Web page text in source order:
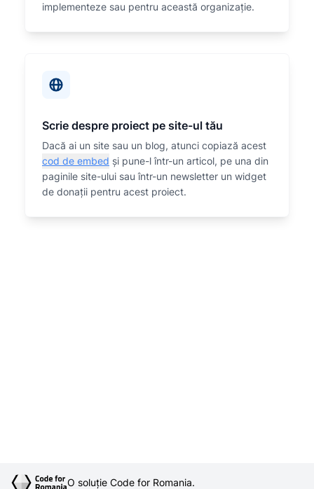
implementeze sau pentru această organizaţie.
Scrie despre proiect pe site-ul tău
Dacă ai un site sau un blog, atunci copiază acest
cod de embed și pune-l într-un articol, pe una din
paginile site-ului sau într-un newsletter un widget
de donații pentru acest proiect.
O soluție Code for Romania.